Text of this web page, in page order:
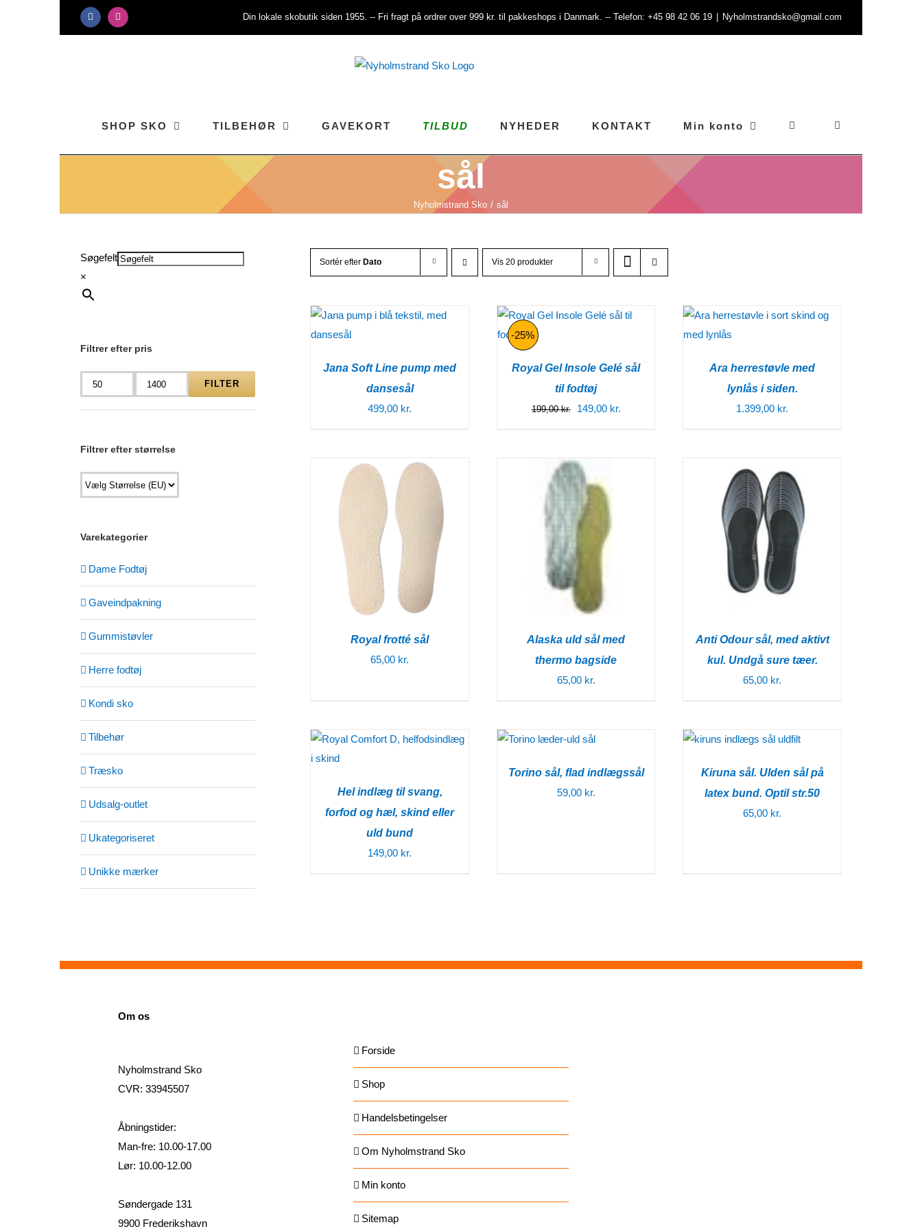
FacebookInstagram Din lokale skobutik siden 1955. -- Fri fragt på ordrer over 999 kr. til pakkeshops i Danmark. -- Telefon: +45 98 42 06 19 Nyholmstrandsko@gmail.com
SHOP SKO TILBEHØR GAVEKORT TILBUD NYHEDER KONTAKT Min konto
sål
Nyholmstrand Sko sål
Sortér efter Dato Vis 20 produkter
Jana Soft Line pump med
dansesål
499,00 kr.
-25%
Royal Gel Insole Gelé sål
til fodtøj
199,00kr.
Den
var:
199,00 kr..
149,00 kr.
Ara herrestøvle med
lynlås i siden.
1.399,00 kr.
Royal frotté sål
65,00 kr.
Alaska uld sål med
thermo bagside
65,00 kr.
Anti Odour sål, med aktivt
kul. Undgå sure tæer.
65,00 kr.
Hel indlæg til svang,
forfod og hæl, skind eller
uld bund
149,00 kr.
Torino sål, flad indlægssål
59,00 kr.
Kiruna sål. Ulden sål på
latex bund. Optil str.50
65,00 kr.
Søgefelt
×
Filtrer efter pris
Mindste
pris
Højeste
pris
FILTER
Filtrer efter størrelse
Varekategorier
Dame Fodtøj
Gaveindpakning
Gummistøvler
Herre fodtøj
Kondi sko
Tilbehør
Træsko
Udsalg-outlet
Ukategoriseret
Unikke mærker
Om os
Nyholmstrand Sko
CVR: 33945507
Åbningstider:
Man-fre: 10.00-17.00
Lør: 10.00-12.00
Søndergade 131
9900 Frederikshavn
Forside
Shop
Handelsbetingelser
Om Nyholmstrand Sko
Min konto
Sitemap